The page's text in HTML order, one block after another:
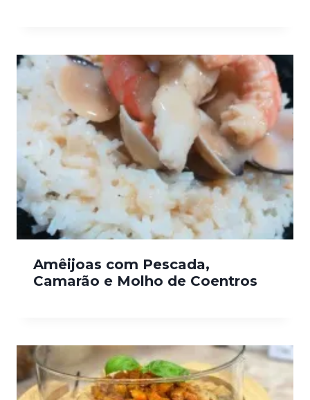
Amêijoas com Pescada,
Camarão e Molho de Coentros